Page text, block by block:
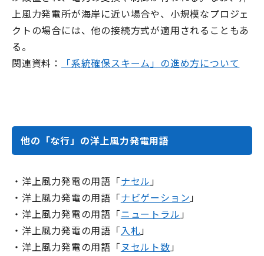
上風力発電所が海岸に近い場合や、小規模なプロジェ
クトの場合には、他の接続方式が適用されることもあ
る。
関連資料：
「系統確保スキーム」の進め方について
他の「な行」の洋上風力発電用語
・洋上風力発電の用語「ナセル」
・洋上風力発電の用語「ナビゲーション」
・洋上風力発電の用語「ニュートラル」
・洋上風力発電の用語「入札」
・洋上風力発電の用語「ヌセルト数」